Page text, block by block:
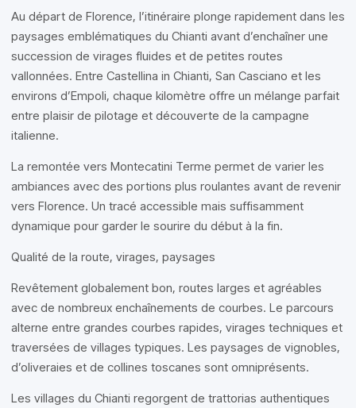
Au départ de Florence, l’itinéraire plonge rapidement dans les
paysages emblématiques du Chianti avant d’enchaîner une
succession de virages fluides et de petites routes
vallonnées. Entre Castellina in Chianti, San Casciano et les
environs d’Empoli, chaque kilomètre offre un mélange parfait
entre plaisir de pilotage et découverte de la campagne
italienne.
La remontée vers Montecatini Terme permet de varier les
ambiances avec des portions plus roulantes avant de revenir
vers Florence. Un tracé accessible mais suffisamment
dynamique pour garder le sourire du début à la fin.
Qualité de la route, virages, paysages
Revêtement globalement bon, routes larges et agréables
avec de nombreux enchaînements de courbes. Le parcours
alterne entre grandes courbes rapides, virages techniques et
traversées de villages typiques. Les paysages de vignobles,
d’oliveraies et de collines toscanes sont omniprésents.
Les villages du Chianti regorgent de trattorias authentiques